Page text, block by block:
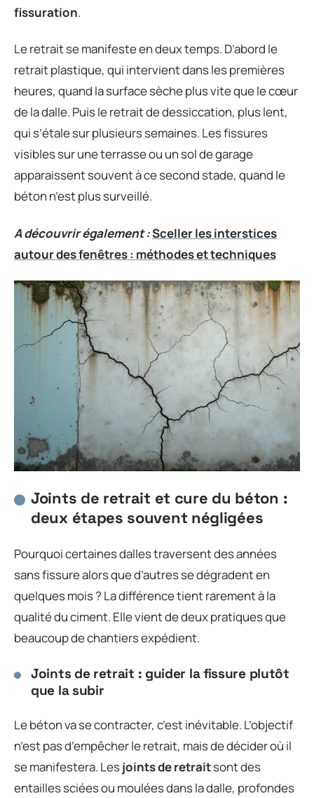
fissuration.
Le retrait se manifeste en deux temps. D’abord le
retrait plastique, qui intervient dans les premières
heures, quand la surface sèche plus vite que le cœur
de la dalle. Puis le retrait de dessiccation, plus lent,
qui s’étale sur plusieurs semaines. Les fissures
visibles sur une terrasse ou un sol de garage
apparaissent souvent à ce second stade, quand le
béton n’est plus surveillé.
A découvrir également :Sceller les interstices
autour des fenêtres : méthodes et techniques
Joints de retrait et cure du béton :
deux étapes souvent négligées
Pourquoi certaines dalles traversent des années
sans fissure alors que d’autres se dégradent en
quelques mois ? La différence tient rarement à la
qualité du ciment. Elle vient de deux pratiques que
beaucoup de chantiers expédient.
Joints de retrait : guider la fissure plutôt
que la subir
Le béton va se contracter, c’est inévitable. L’objectif
n’est pas d’empêcher le retrait, mais de décider où il
se manifestera. Lesjoints de retraitsont des
entailles sciées ou moulées dans la dalle, profondes